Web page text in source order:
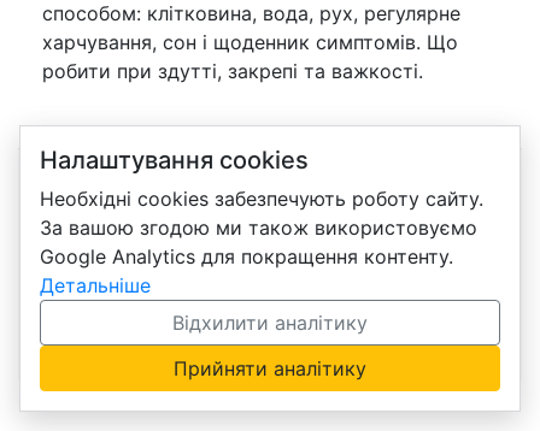
способом: клітковина, вода, рух, регулярне
харчування, сон і щоденник симптомів. Що
робити при здутті, закрепі та важкості.
Блог про бізнес Amway, продукцію та навчання
українською.
Політика конфіденційності
Налаштувати cookies
Налаштування cookies
Необхідні cookies забезпечують роботу сайту.
За вашою згодою ми також використовуємо
Google Analytics для покращення контенту.
Детальніше
Відхилити аналітику
Прийняти аналітику